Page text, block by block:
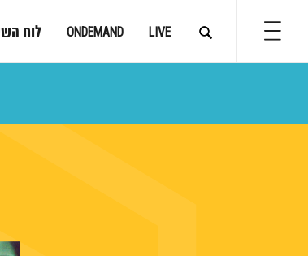
LIVE
ONDEMAND לוח